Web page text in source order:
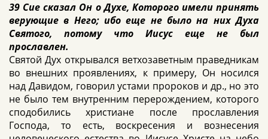
39 Сие сказал Он о Духе, Которого имели принять
верующие в Него; ибо еще не было на них Духа
Святого, потому что Иисус еще не был
прославлен.
Святой Дух открывался ветхозаветным праведникам
во внешних проявлениях, к примеру, Он носился
над Давидом, говорил устами пророков и др., но это
не было тем внутренним перерождением, которого
сподобились христиане после прославления
Господа, то есть, воскресения и вознесения